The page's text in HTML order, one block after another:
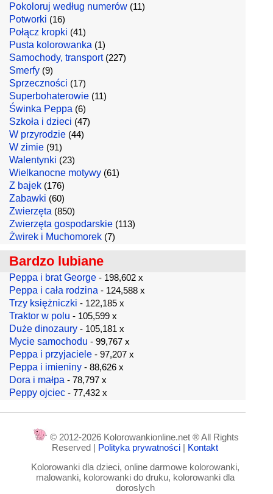
Pokoloruj według numerów (11)
Potworki (16)
Połącz kropki (41)
Pusta kolorowanka (1)
Samochody, transport(227)
Smerfy (9)
Sprzeczności (17)
Superbohaterowie (11)
Świnka Peppa (6)
Szkoła i dzieci (47)
W przyrodzie (44)
W zimie (91)
Walentynki (23)
Wielkanocne motywy (61)
Z bajek (176)
Zabawki (60)
Zwierzęta (850)
Zwierzęta gospodarskie (113)
Żwirek i Muchomorek (7)
Bardzo lubiane
Peppa i brat George - 198,602 x
Peppa i cała rodzina - 124,588 x
Trzy księżniczki - 122,185 x
Traktor w polu - 105,599 x
Duże dinozaury - 105,181 x
Mycie samochodu - 99,767 x
Peppa i przyjaciele - 97,207 x
Peppa i imieniny - 88,626 x
Dora i małpa - 78,797 x
Peppy ojciec - 77,432 x
© 2012-2026 Kolorowankionline.net ® All Rights
Reserved | Polityka prywatności | Kontakt
Kolorowanki dla dzieci, online darmowe kolorowanki,
malowanki, kolorowanki do druku, kolorowanki dla
doroslych